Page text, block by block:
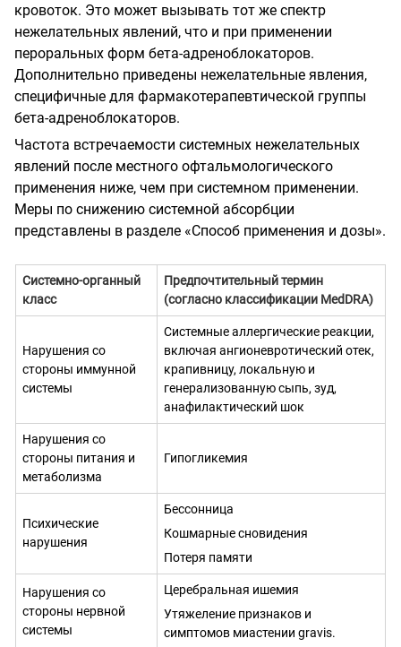
кровоток. Это может вызывать тот же спектр
нежелательных явлений, что и при применении
пероральных форм бета-адреноблокаторов.
Дополнительно приведены нежелательные явления,
специфичные для фармакотерапевтической группы
бета-адреноблокаторов.
Частота встречаемости системных нежелательных
явлений после местного офтальмологического
применения ниже, чем при системном применении.
Меры по снижению системной абсорбции
представлены в разделе «Способ применения и дозы».
Системно-органный
класс
Предпочтительный термин
(согласно классификации MedDRA)
Нарушения со
стороны иммунной
системы
Системные аллергические реакции,
включая ангионевротический отек,
крапивницу, локальную и
генерализованную сыпь, зуд,
анафилактический шок
Нарушения со
стороны питания и
метаболизма
Гипогликемия
Психические
нарушения
Бессонница
Кошмарные сновидения
Потеря памяти
Нарушения со
стороны нервной
системы
Церебральная ишемия
Утяжеление признаков и
симптомов миастении gravis.